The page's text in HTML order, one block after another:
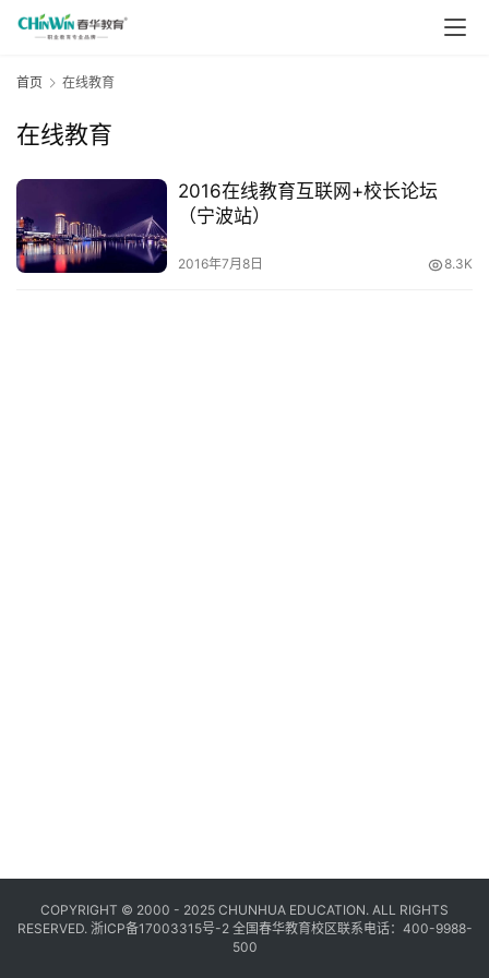
首页 在线教育
在线教育
2016在线教育互联网+校长论坛
（宁波站）
2016年7月8日 8.3K
COPYRIGHT © 2000 - 2025 CHUNHUA EDUCATION. ALL RIGHTS
RESERVED. 浙ICP备17003315号-2全国春华教育校区联系电话：400-9988-
500